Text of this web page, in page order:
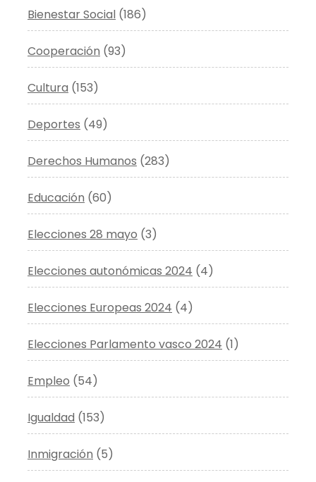
Bienestar Social (186)
Cooperación (93)
Cultura (153)
Deportes (49)
Derechos Humanos (283)
Educación (60)
Elecciones 28 mayo (3)
Elecciones autonómicas 2024 (4)
Elecciones Europeas 2024 (4)
Elecciones Parlamento vasco 2024 (1)
Empleo (54)
Igualdad (153)
Inmigración (5)